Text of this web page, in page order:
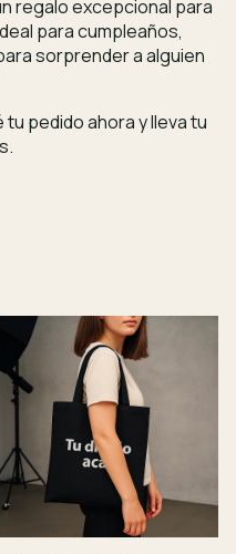
regalo excepcional para
para cumpleaños,
sorprender a alguien
tu pedido ahora y lleva tu